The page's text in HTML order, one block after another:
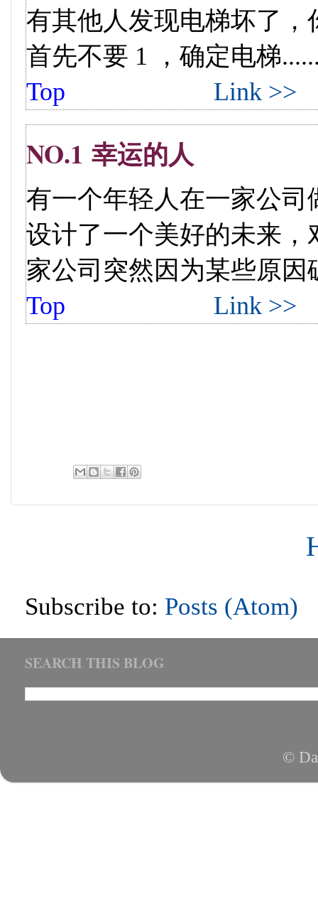
有其他人发现电梯坏了，
首先不要 1 ，确定电梯
Top
Link >>
NO.1 幸运的人
有一个年轻人在一家公
设计了一个美好的未来，
家公司突然因为某些原因
Top
Link >>
Subscribe to: Posts (Atom)
SEARCH THIS BLOG
©